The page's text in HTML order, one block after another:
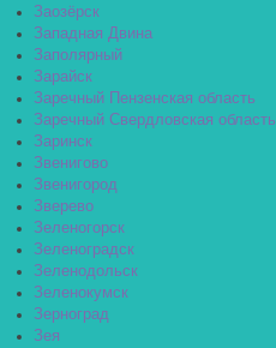
Заозёрск
Западная Двина
Заполярный
Зарайск
Заречный Пензенская область
Заречный Свердловская область
Заринск
Звенигово
Звенигород
Зверево
Зеленогорск
Зеленоградск
Зеленодольск
Зеленокумск
Зерноград
Зея